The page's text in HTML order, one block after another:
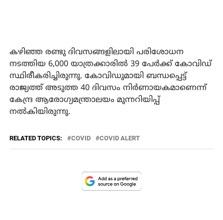
കഴിഞ്ഞ രണ്ടു ദിവസങ്ങളിലായി പരിശോധന
നടത്തിയ 6,000 യാത്രക്കാരിൽ 39 പേർക്ക് കോവിഡ്
സ്ഥിരീകരിച്ചിരുന്നു. കോവിഡുമായി ബന്ധപ്പെട്ട്
രാജ്യത്ത് അടുത്ത 40 ദിവസം നിർണായകമാണെന്ന്
കേന്ദ്ര ആരോഗ്യമന്ത്രാലയം മുന്നറിയിപ്പ്
നൽകിയിരുന്നു.
RELATED TOPICS: COVID COVID ALERT